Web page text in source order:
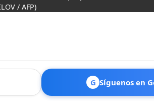
/ AFP)
G Síguenos en